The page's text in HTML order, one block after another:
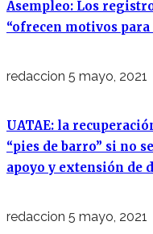
Asempleo: Los
“ofrecen motivos para
redaccion 5 mayo, 2021
UATAE: la
“pies de barro” si no
apoyo y extensión de
redaccion 5 mayo, 2021